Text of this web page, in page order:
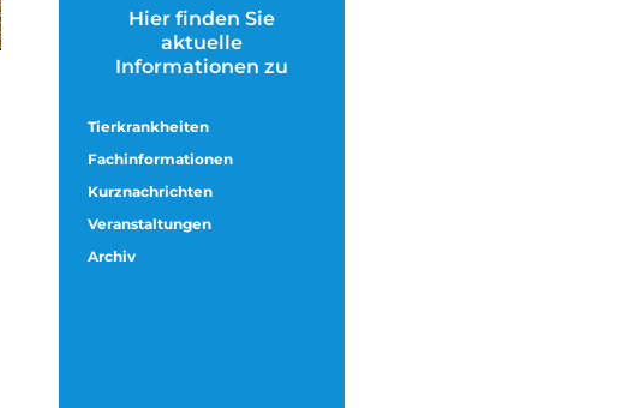
Hier finden Sie
aktuelle
Informationen zu
Tierkrankheiten
Fachinformationen
Kurznachrichten
Veranstaltungen
Archiv